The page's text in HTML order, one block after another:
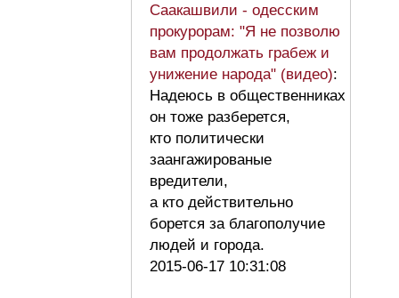
Саакашвили - одесским
прокурорам: "Я не позволю
вам продолжать грабеж и
унижение народа" (видео):
Надеюсь в общественниках
он тоже разберется,
кто политически
заангажированые
вредители,
а кто действительно
борется за благополучие
людей и города.
2015-06-17 10:31:08